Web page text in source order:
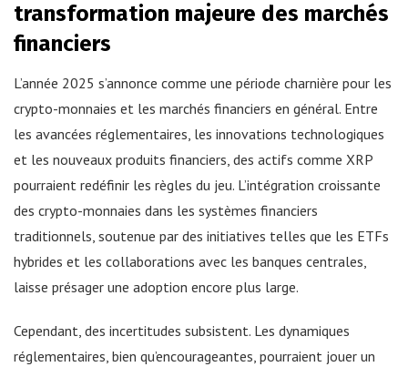
transformation majeure des marchés
financiers
L’année 2025 s’annonce comme une période charnière pour les
crypto-monnaies et les marchés financiers en général. Entre
les avancées réglementaires, les innovations technologiques
et les nouveaux produits financiers, des actifs comme XRP
pourraient redéfinir les règles du jeu. L’intégration croissante
des crypto-monnaies dans les systèmes financiers
traditionnels, soutenue par des initiatives telles que les ETFs
hybrides et les collaborations avec les banques centrales,
laisse présager une adoption encore plus large.
Cependant, des incertitudes subsistent. Les dynamiques
réglementaires, bien qu’encourageantes, pourraient jouer un